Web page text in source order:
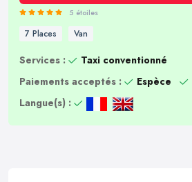
5 étoiles
7 Places Van
Services :
Taxi conventionné
Paiements acceptés :
Espèce
Langue(s) :